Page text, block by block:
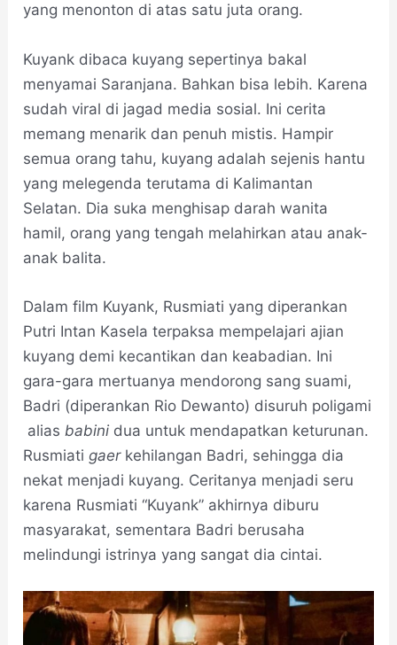
yang menonton di atas satu juta orang.
Kuyank dibaca kuyang sepertinya bakal
menyamai Saranjana. Bahkan bisa lebih. Karena
sudah viral di jagad media sosial. Ini cerita
memang menarik dan penuh mistis. Hampir
semua orang tahu, kuyang adalah sejenis hantu
yang melegenda terutama di Kalimantan
Selatan. Dia suka menghisap darah wanita
hamil, orang yang tengah melahirkan atau anak-
anak balita.
Dalam film Kuyank, Rusmiati yang diperankan
Putri Intan Kasela terpaksa mempelajari ajian
kuyang demi kecantikan dan keabadian. Ini
gara-gara mertuanya mendorong sang suami,
Badri (diperankan Rio Dewanto) disuruh poligami
alias babini dua untuk mendapatkan keturunan.
Rusmiati gaerkehilangan Badri, sehingga dia
nekat menjadi kuyang. Ceritanya menjadi seru
karena Rusmiati “Kuyank” akhirnya diburu
masyarakat, sementara Badri berusaha
melindungi istrinya yang sangat dia cintai.